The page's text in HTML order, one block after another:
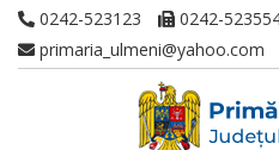
0242-523123
0242-
primaria_ulmeni@yahoo.com